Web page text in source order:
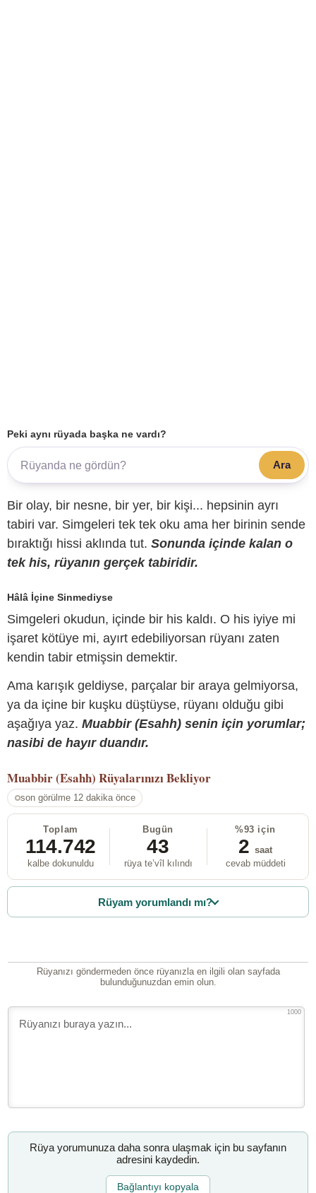
Peki aynı rüyada başka ne vardı?
Ara
Bir olay, bir nesne, bir yer, bir kişi... hepsinin ayrı
tabiri var. Simgeleri tek tek oku ama her birinin sende
bıraktığı hissi aklında tut. Sonunda içinde kalan o
tek his, rüyanın gerçek tabiridir.
Hâlâ İçine Sinmediyse
Simgeleri okudun, içinde bir his kaldı. O his iyiye mi
işaret kötüye mi, ayırt edebiliyorsan rüyanı zaten
kendin tabir etmişsin demektir.
Ama karışık geldiyse, parçalar bir araya gelmiyorsa,
ya da içine bir kuşku düştüyse, rüyanı olduğu gibi
aşağıya yaz. Muabbir (Esahh) senin için yorumlar;
nasibi de hayır duandır.
Muabbir (Esahh) Rüyalarınızı Bekliyor
son görülme 12 dakika önce
Toplam
114.742
kalbe dokunuldu
Bugün
43
rüya te’vîl kılındı
%93 için
2 saat
cevab müddeti
Rüyam yorumlandı mı?
Rüyanızı göndermeden önce rüyanızla en ilgili olan sayfada
bulunduğunuzdan emin olun.
1000
Rüya yorumunuza daha sonra ulaşmak için bu sayfanın
adresini kaydedin.
Bağlantıyı kopyala